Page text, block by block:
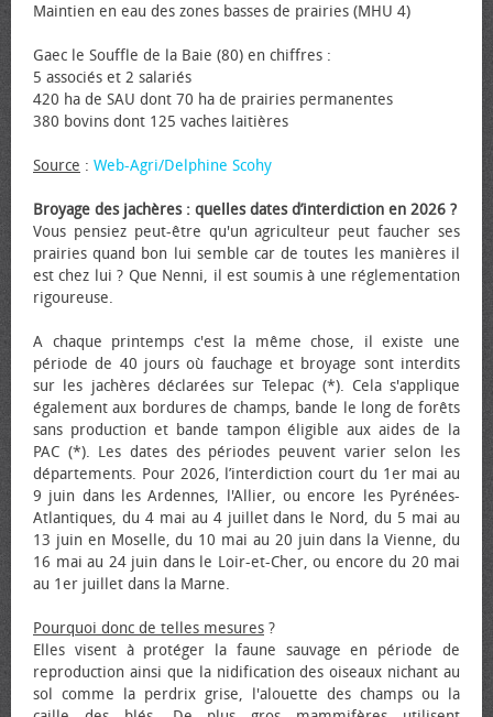
Maintien en eau des zones basses de prairies (MHU 4)
Gaec le Souffle de la Baie (80) en chiffres :
5 associés et 2 salariés
420 ha de SAU dont 70 ha de prairies permanentes
380 bovins dont 125 vaches laitières
Source : Web-Agri/Delphine Scohy
Broyage des jachères : quelles dates d’interdiction en 2026 ?
Vous pensiez peut-être qu'un agriculteur peut faucher ses
prairies quand bon lui semble car de toutes les manières il
est chez lui ? Que Nenni, il est soumis à une réglementation
rigoureuse.
A chaque printemps c'est la même chose, il existe une
période de 40 jours où fauchage et broyage sont interdits
sur les jachères déclarées sur Telepac (*). Cela s'applique
également aux bordures de champs, bande le long de forêts
sans production et bande tampon éligible aux aides de la
PAC (*). Les dates des périodes peuvent varier selon les
départements. Pour 2026, l’interdiction court du 1er mai au
9 juin dans les Ardennes, l'Allier, ou encore les Pyrénées-
Atlantiques, du 4 mai au 4 juillet dans le Nord, du 5 mai au
13 juin en Moselle, du 10 mai au 20 juin dans la Vienne, du
16 mai au 24 juin dans le Loir-et-Cher, ou encore du 20 mai
au 1er juillet dans la Marne.
Pourquoi donc de telles mesures ?
Elles visent à protéger la faune sauvage en période de
reproduction ainsi que la nidification des oiseaux nichant au
sol comme la perdrix grise, l'alouette des champs ou la